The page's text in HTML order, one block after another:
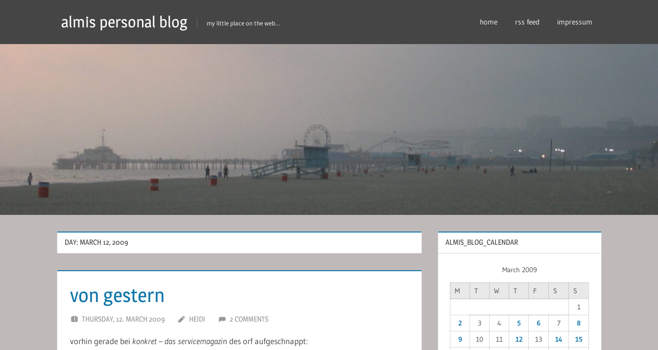
almis personal blog my little place on the web… home rss feed impressum
DAY: MARCH 12, 2009
von gestern
THURSDAY, 12. MARCH 2009 HEIDI 2 COMMENTS
vorhin gerade bei konkret – das servicemagazin des orf aufgeschnappt:
ALMIS_BLOG_CALENDAR
March 2009
M T W T F S
S
1
2
3 4 5 6 7
8
9
10 11 12 13 14
15